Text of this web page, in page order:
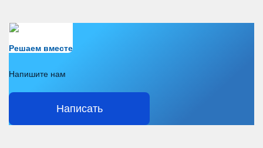
Решаем вместе
Напишите нам
Написать